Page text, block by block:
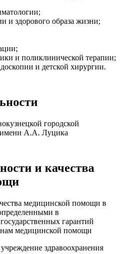
и здорового образа жизни;
и поликлинической терапии;
и детской хирургии.
городской
А.А. Луцика
и качества
медицинской помощи в
в
государственных гарантий
медицинской помощи
здравоохранения